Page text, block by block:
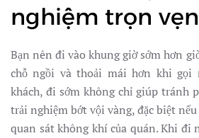
nghiệm trọn
Bạn nên đi vào khung giờ sớm hơn
chỗ ngồi và thoải mái hơn khi gọi
khách, đi sớm không chỉ giúp tránh
trải nghiệm bớt vội vàng, đặc biệt
quan sát không khí của quán. Khi đi